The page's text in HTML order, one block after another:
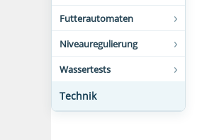
Futterautomaten
Niveauregulierung
Wassertests
Technik